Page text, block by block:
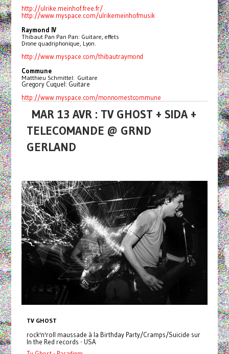
http://ulrike.meinhof.free.fr/
http://www.myspace.com/ulrikemeinhofmusik
Raymond IV
Thibaut Pan Pan Pan: Guitare, effets
Drone quadriphonique, Lyon.
http://www.myspace.com/thibautraymond
Commune
Matthieu Schmittel: Guitare
Gregory Cuquel: Guitare
http://www.myspace.com/monnomestcommune
MAR 13 AVR : TV GHOST + SIDA +
TELECOMANDE @ GRND
GERLAND
TV GHOST
rock'n'roll maussade à la Birthday Party/Cramps/Suicide sur
In the Red records - USA